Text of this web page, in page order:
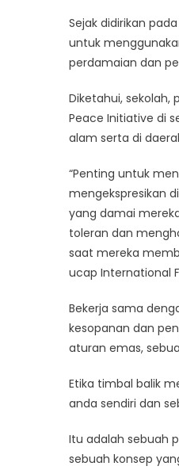
Sejak didirikan
untuk
perdamaian dan
Diketahui, sekolah,
Peace Initiative di
alam serta di
“Penting untuk
mengekspresikan
yang damai
toleran dan
saat mereka
ucap International
Bekerja sama
kesopanan dan
aturan emas,
Etika timbal balik
anda sendiri dan
Itu adalah sebuah
sebuah konsep